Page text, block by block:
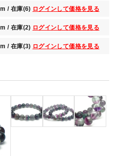
/ 在庫(6) ログインして価格を見る
/ 在庫(2) ログインして価格を見る
/ 在庫(3) ログインして価格を見る